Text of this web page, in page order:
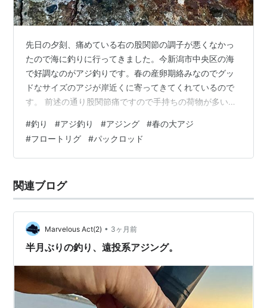
先日の夕刻、痛めている右の股関節の調子が悪くなかっ
たので海に釣りに行ってきました。今新潟市中央区の海
で好調なのがアジ釣りです。春の産卵期絡みなのでグッ
ドなサイズのアジが岸近くに寄ってきてくれているので
す。 前述の通り股関節痛ですので手持ちの荷物が多いと
のお手軽なアジングで狙うことにしました。 18時前に釣
り場着。今回も座って釣りをする事も可能な日和山第４
突堤にしました。健常時に比べてよたよたとしか歩くこ
の距離を時間をかけないと駄目なのでゆっくりのんびり
と先端に向かって歩きましたが突堤根元付近で謎…
#釣り #アジ釣り #アジング #春の大アジ
#フロートリグ #パックロッド
関連ブログ
Marvelous Act(2) • 3ヶ月前
半月ぶりの釣り、遠投系アジング。